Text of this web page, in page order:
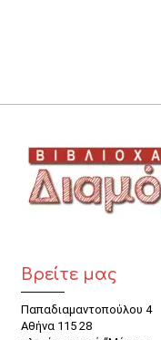
Βρείτε μας
Παπαδιαμαντοπούλου 4
Αθήνα 115 28